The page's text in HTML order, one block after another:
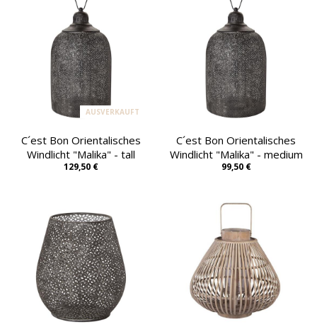
AUSVERKAUFT
C´est Bon Orientalisches
Windlicht "Malika" - tall
129,50 €
C´est Bon Orientalisches
Windlicht "Malika" - medium
99,50 €